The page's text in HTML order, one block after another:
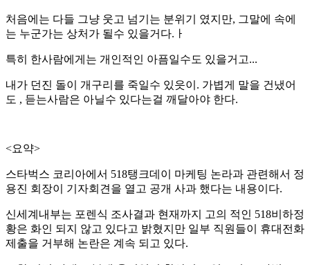
처음에는 다들 그냥 웃고 넘기는 분위기 였지만, 그말에 속에
는 누군가는 상처가 될수 있을거다.ㅏ
특히 한사람에게는 개인적인 아픔일수도 있을거고...
내가 던진 돌이 개구리를 죽일수 있읏이. 가볍게 말을 건냈어
도 , 듣는사람은 아닐수 있다는걸 깨달아야 한다.
<요약>
스타벅스 코리아에서 518탱크데이 마케팅 논라과 관련해서 정
용진 회장이 기자회견을 열고 공개 사과 했다는 내용이다.
신세계내부는 포렌식 조사결과 현재까지 고의 적인 518비하정
황은 화인 되지 않고 있다고 밝혔지만 일부 직원들이 휴대전화
제출을 거부해 논란은 계속 되고 있다.